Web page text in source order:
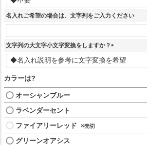
須
)
名入れご希望の場合は、文字列をご入力ください
文字列の大文字小文字変換をしますか？
(
必
カラーは?
オーシャンブルー
ラベンダーセント
ファイアリーレッド
×
グリーンオアシス